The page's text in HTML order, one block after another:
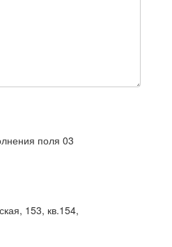
поля 03
153, кв.154,